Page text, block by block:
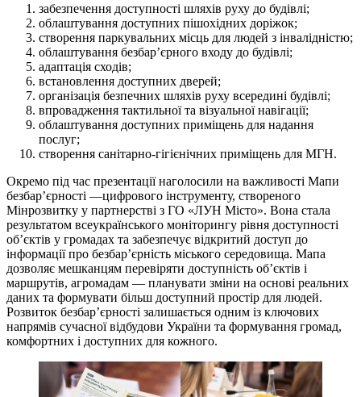
забезпечення доступності шляхів руху до будівлі;
облаштування доступних пішохідних доріжок;
створення паркувальних місць для людей з інвалідністю;
облаштування безбар’єрного входу до будівлі;
адаптація сходів;
встановлення доступних дверей;
організація безпечних шляхів руху всередині будівлі;
впровадження тактильної та візуальної навігації;
облаштування доступних приміщень для надання
послуг;
створення санітарно-гігієнічних приміщень для МГН.
Окремо під час презентації наголосили на важливості Мапи
безбар’єрності —цифрового інструменту, створеного
Мінрозвитку у партнерстві з ГО «ЛУН Місто». Вона стала
результатом всеукраїнського моніторингу рівня доступності
об’єктів у громадах та забезпечує відкритий доступ до
інформації про безбар’єрність міського середовища. Мапа
дозволяє мешканцям перевіряти доступність об’єктів і
маршрутів, агромадам — планувати зміни на основі реальних
даних та формувати більш доступний простір для людей.
Розвиток безбар’єрності залишається одним із ключових
напрямів сучасної відбудови України та формування громад,
комфортних і доступних для кожного.